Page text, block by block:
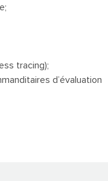
tracing);
d’évaluation